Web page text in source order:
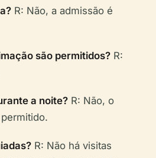
R: Não, a admissão é
são permitidos? R:
a noite? R: Não, o
R: Não há visitas